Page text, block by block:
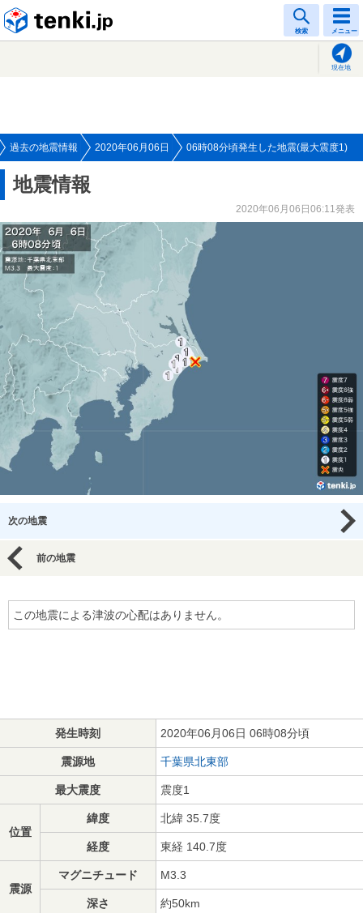
検索 メニュー
現在地
過去の地震情報 2020年06月06日 06時08分頃発生した地震(最大震度1)
地震情報
2020年06月06日06:11発表
次の地震
前の地震
この地震による津波の心配はありません。
発生時刻 2020年06月06日 06時08分頃
震源地 千葉県北東部
最大震度 震度1
位置
緯度 北緯 35.7度
経度 東経 140.7度
震源
マグニチュード M3.3
深さ 約50km